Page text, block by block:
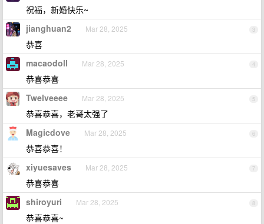
祝福，新婚快乐~
3
jianghuan2 Mar 28, 2025
恭喜
4
macaodoll Mar 28, 2025
恭喜恭喜
5
Twelveeee Mar 28, 2025
恭喜恭喜，老哥太强了
6
Magicdove Mar 28, 2025
恭喜恭喜！
7
xiyuesaves Mar 28, 2025
恭喜恭喜
8
shiroyuri Mar 28, 2025
恭喜恭喜~